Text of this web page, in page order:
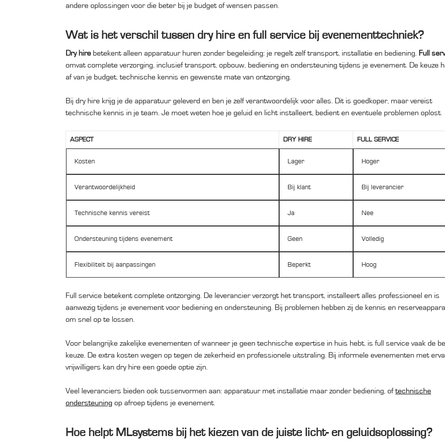
andere oplossingen voor die beter bij je budget of wensen passen.
Wat is het verschil tussen dry hire en full service bij evenementtechniek?
Dry hire betekent alleen apparatuur huren zonder begeleiding: je regelt zelf transport, installatie en bediening. Full
omvat complete verzorging, inclusief transport, opbouw, bediening en ondersteuning tijdens je evenement. De keuze
af van je budget, technische kennis en gewenste mate van ontzorging.
Bij dry hire krijg je de apparatuur geleverd en ben je zelf verantwoordelijk voor alles. Dit is goedkoper, maar vereist
technische kennis in je team. Je moet weten hoe je geluid en licht installeert, bedient en eventuele problemen oplost.
ASPECT DRY HIRE FULL SERVICE
Kosten Lager Hoger
Verantwoordelijkheid Bij klant Bij leverancier
Technische kennis vereist Ja Nee
Ondersteuning tijdens evenement Geen Volledig
Flexibiliteit bij aanpassingen Beperkt Hoog
Full service betekent complete ontzorging. De leverancier verzorgt het transport, installeert alles professioneel en is
aanwezig tijdens je evenement voor bediening en ondersteuning. Bij problemen hebben zij de kennis en
om snel op te lossen.
Voor belangrijke zakelijke evenementen of wanneer je geen technische expertise in huis hebt, is full service vaak de
keuze. De extra kosten wegen op tegen de zekerheid en professionele uitstraling. Bij informele evenementen met
vrijwilligers kan dry hire een goede optie zijn.
Veel leveranciers bieden ook tussenvormen aan: apparatuur met installatie maar zonder bediening, oftechnische
ondersteuning op afroep tijdens je evenement.
Hoe helpt MLsystems bij het kiezen van de juiste licht- en geluidsoplossing?